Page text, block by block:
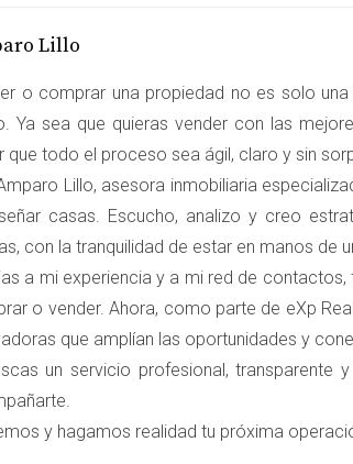
(ITP)
otro tributo que puede aplicarse al
se produce entre vivos o por
consultar la normativa vigente.
al formalizar el proceso de aceptación
la Propiedad. La existencia de diferentes
el proceso.
o comunidad de bienes, es posible
así como otros gastos
Lillo
o comprar una propiedad no es solo
Ya sea que quieras vender con las
que todo el proceso sea ágil, claro y sin
Lillo, asesora inmobiliaria
casas. Escucho, analizo y creo
con la tranquilidad de estar en manos de
a mi experiencia y a mi red de
o vender. Ahora, como parte de eXp
que amplían las oportunidades y
un servicio profesional, transparente
y hagamos realidad tu próxima